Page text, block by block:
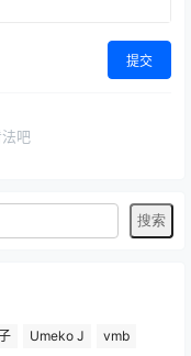
提交
吧
Umeko J
vmb